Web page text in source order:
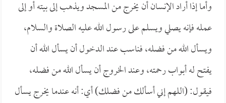
وأما إذا أراد الإنسان أن يخرج من المسجد ويذهب إلى بيته أو إلى
عمله فإنه يصلي ويسلم على رسول الله عليه الصلاة والسلام،
ويسأل الله من فضله، فناسب عند الدخول أن يسأل الله أن
يفتح له أبواب رحمته، وعند الخروج أن يسأل الله من فضله،
فيقول: (اللهم إني أسألك من فضلك) أي: أنه عندما يخرج يسأل